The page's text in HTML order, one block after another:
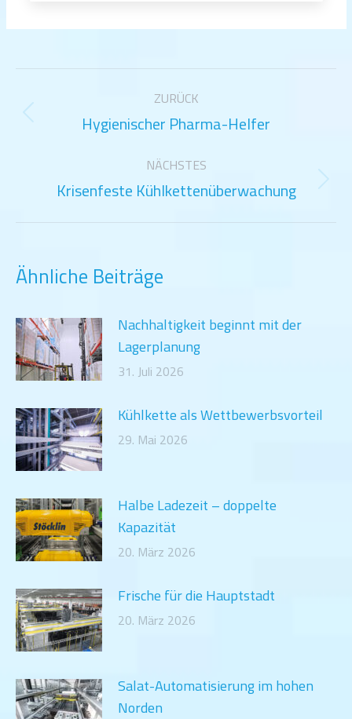
Kommentarnavigation
ZURÜCK
Vorheriger
Hygienischer Pharma-Helfer
NÄCHSTES
Nächster
Krisenfeste Kühlkettenüberwachung
Ähnliche Beiträge
Nachhaltigkeit beginnt mit der
Lagerplanung
31. Juli 2026
Kühlkette als Wettbewerbsvorteil
29. Mai 2026
Halbe Ladezeit – doppelte
Kapazität
20. März 2026
Frische für die Hauptstadt
20. März 2026
Salat-Automatisierung im hohen
Norden